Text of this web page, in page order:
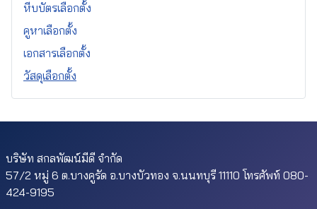
หีบบัตรเลือกตั้ง
คูหาเลือกตั้ง
เอกสารเลือกตั้ง
วัสดุเลือกตั้ง
บริษัท สกลพัฒน์มีดี จำกัด
57/2 หมู่ 6 ต.บางคูรัด อ.บางบัวทอง จ.นนทบุรี 11110 โทรศัพท์ 080-
424-9195